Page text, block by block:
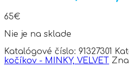
65€
Nie je na sklade
Katalógové číslo: 91327301
kočíkov - MINKY, VELVET